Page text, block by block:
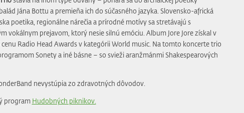
Jána Bottu a premieňa ich do súčasného jazyka. Slovensko-africká
poetika, regionálne nárečia a prírodné motívy sa stretávajú s
vokálnym prejavom, ktorý nesie silnú emóciu. Album Jore Jore získal v
Radio Head Awards v kategórii World music. Na tomto koncerte trio
Sonety a iné básne – so svieži aranžmánmi Shakespearových
nevystúpia zo zdravotných dôvodov.
program Hudobných piknikov.